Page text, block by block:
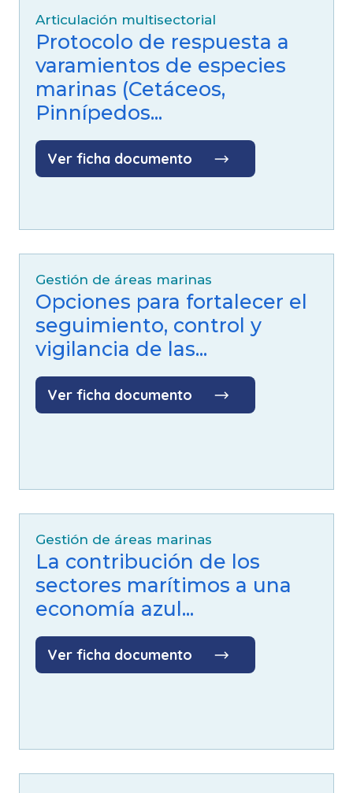
Articulación multisectorial
Protocolo de respuesta a
varamientos de especies
marinas (Cetáceos,
Pinnípedos...
Ver ficha documento
Gestión de áreas marinas
Opciones para fortalecer el
seguimiento, control y
vigilancia de las...
Ver ficha documento
Gestión de áreas marinas
La contribución de los
sectores marítimos a una
economía azul...
Ver ficha documento